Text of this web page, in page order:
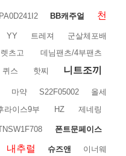
BB캐주얼
천
YY 트레져
군살체포배
렛츠고
데님팬츠/4부팬츠
퀴스 핫찌 니트조끼
마약 S22F05002
올세
라이스9부 HZ 제네링
폰트문페이스
내추럴 슈즈앤
이너웨